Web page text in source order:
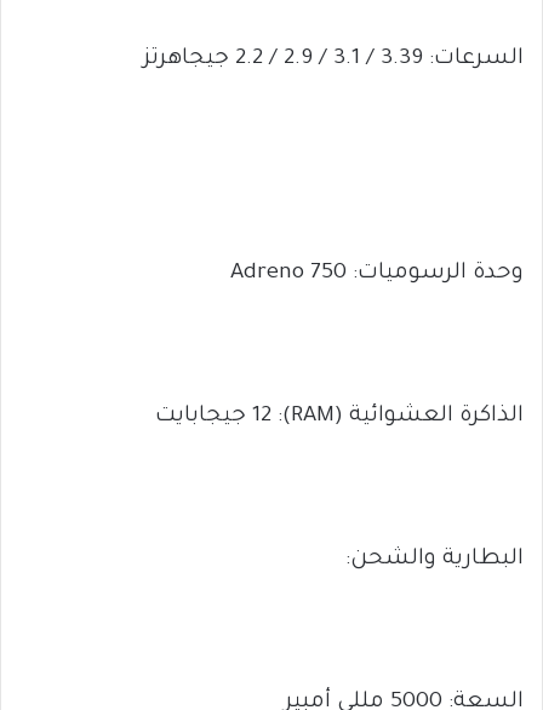
السرعات: 3.39 / 3.1 / 2.9 / 2.2 جيجاهرتز
وحدة الرسوميات: Adreno 750
الذاكرة العشوائية (RAM): 12 جيجابايت
البطارية والشحن:
السعة: 5000 مللي أمبير